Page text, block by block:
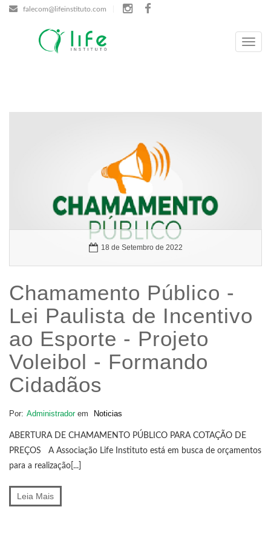
falecom@lifeinstituto.com
Menu
18 de Setembro de 2022
Chamamento Público -
Lei Paulista de Incentivo
ao Esporte - Projeto
Voleibol - Formando
Cidadãos
Por: Administradorem Noticias
ABERTURA DE CHAMAMENTO PÚBLICO PARA COTAÇÃO DE
PREÇOS A Associação Life Instituto está em busca de orçamentos
para a realização[...]
Leia Mais